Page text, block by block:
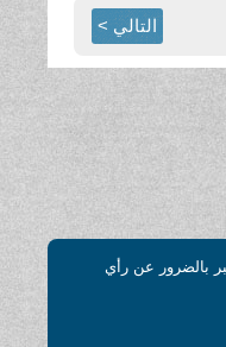
التالي >
بالضرور عن رأي